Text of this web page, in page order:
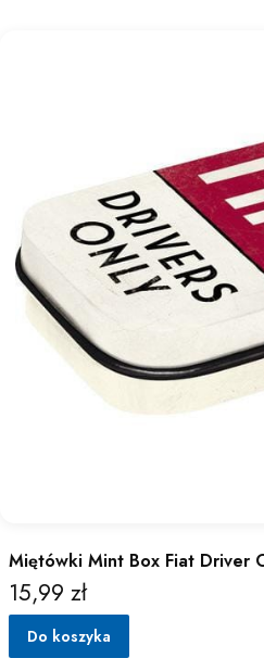
Miętówki Mint Box Fiat Driver
Cena
15,99 zł
Do koszyka